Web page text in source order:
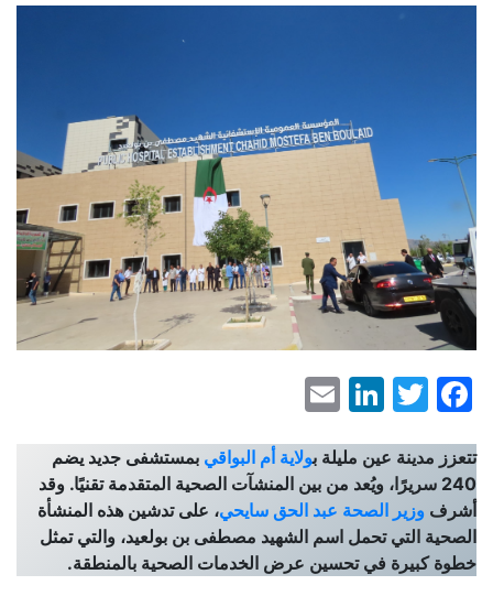
Facebook
Twitter
LinkedIn
تتعزز مدينة عين مليلة بولاية أم البواقي بمستشفى جديد يضم
240 سريرًا، ويُعد من بين المنشآت الصحية المتقدمة تقنيًا. وقد
أشرف وزير الصحة عبد الحق سايحي، على تدشين هذه المنشأة
الصحية التي تحمل اسم الشهيد مصطفى بن بولعيد، والتي تمثل
خطوة كبيرة في تحسين عرض الخدمات الصحية بالمنطقة.